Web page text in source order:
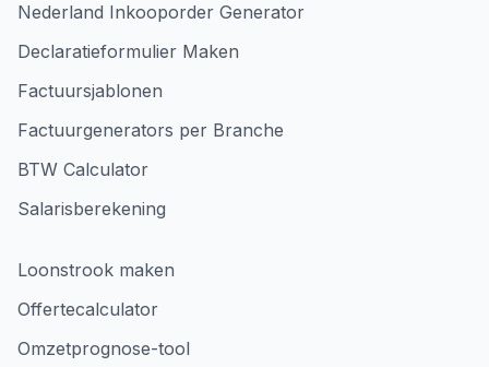
Nederland Inkooporder Generator
Declaratieformulier Maken
Factuursjablonen
Factuurgenerators per Branche
BTW Calculator
Salarisberekening
Loonstrook maken
Offertecalculator
Omzetprognose-tool